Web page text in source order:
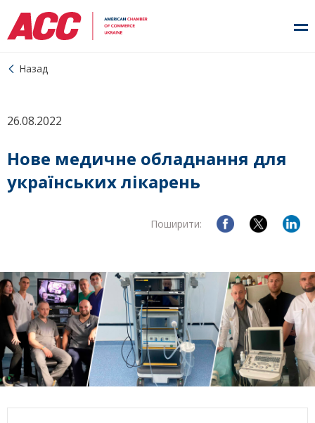
Назад
26.08.2022
Нове медичне обладнання для
українських лікарень
Поширити: